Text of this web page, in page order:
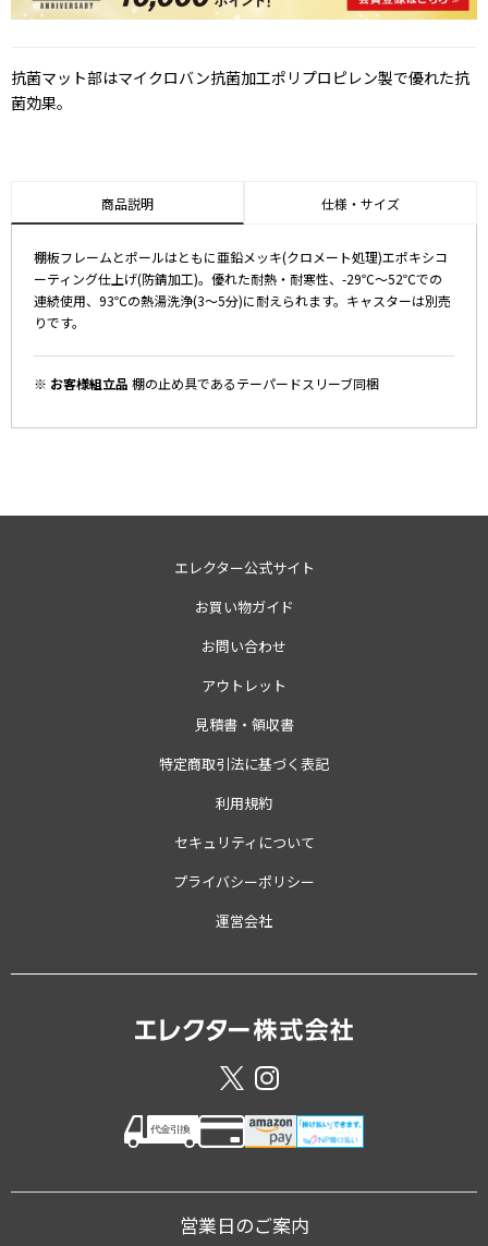
抗菌マット部はマイクロバン抗菌加工ポリプロピレン製で優れた抗
菌効果。
商品説明 仕様・サイズ
棚板フレームとポールはともに亜鉛メッキ(クロメート処理)エポキシコ
ーティング仕上げ(防錆加工)。優れた耐熱・耐寒性、-29℃～52℃での
連続使用、93℃の熱湯洗浄(3～5分)に耐えられます。キャスターは別売
りです。
※ お客様組立品 棚の止め具であるテーパードスリーブ同梱
エレクター公式サイト
お買い物ガイド
お問い合わせ
アウトレット
見積書・領収書
特定商取引法に基づく表記
利用規約
セキュリティについて
プライバシーポリシー
運営会社
営業日のご案内